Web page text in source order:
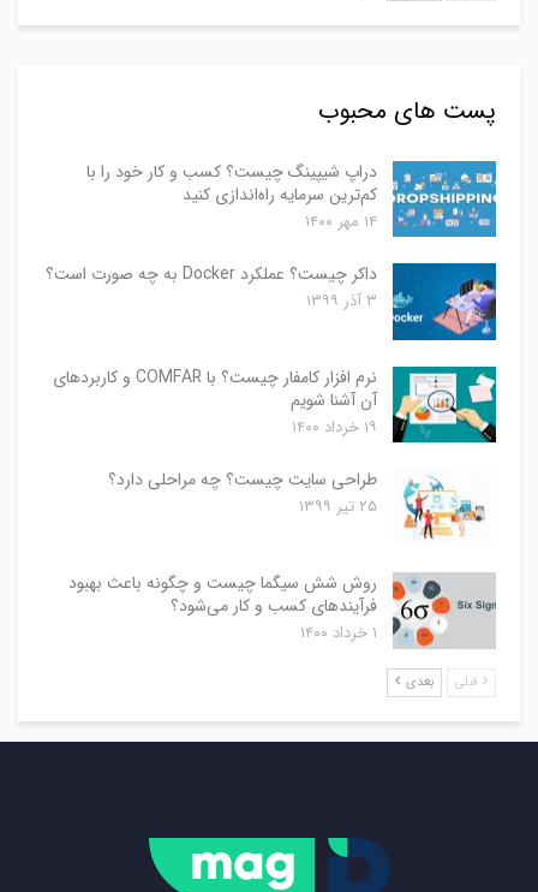
پست های محبوب
دراپ شیپینگ چیست؟ کسب و کار خود را با
کم‌ترین سرمایه راه‌اندازی کنید
۱۴ مهر ۱۴۰۰
داکر چیست؟ عملکرد Docker به چه صورت است؟
۳ آذر ۱۳۹۹
نرم افزار کامفار چیست؟ با COMFAR و کاربردهای
آن آشنا شویم
۱۹ خرداد ۱۴۰۰
طراحی سایت چیست؟ چه مراحلی دارد؟
۲۵ تیر ۱۳۹۹
روش شش سیگما چیست و چگونه باعث بهبود
فرآیندهای کسب و کار می‌شود؟
۱ خرداد ۱۴۰۰
قبلی بعدی